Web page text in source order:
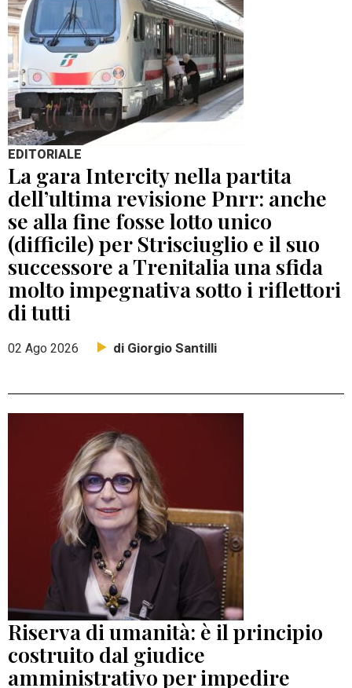
EDITORIALE
La gara Intercity nella partita
dell’ultima revisione Pnrr: anche
se alla fine fosse lotto unico
(difficile) per Strisciuglio e il suo
successore a Trenitalia una sfida
molto impegnativa sotto i riflettori
di tutti
02 Ago 2026 di Giorgio Santilli
Riserva di umanità: è il principio
costruito dal giudice
amministrativo per impedire